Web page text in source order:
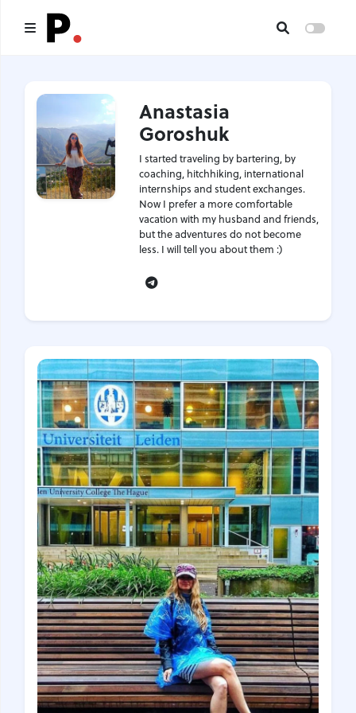
All publications
Authors
About us
I want to be an author
Gastrotourism
Business tourism
Travel ideas
Lifehacks
Routes and guides
In the experience of
History
Vacation with children
Travel News
Tails
Digital nomads
Tags
Airlines
Australia
Anastasia
Goroshuk
I started traveling by bartering, by
coaching, hitchhiking, international
internships and student exchanges.
Now I prefer a more comfortable
vacation with my husband and friends,
but the adventures do not become
less. I will tell you about them :)